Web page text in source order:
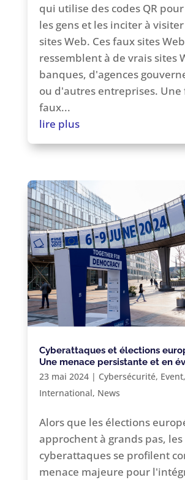
qui utilise des codes QR
les gens et les inciter à
sites Web. Ces faux sites Web
ressemblent à de vrais sites
banques, d'agences
ou d'autres entreprises. Une
faux...
lire plus
Cyberattaques et élections
Une menace persistante et en
23 mai 2024| Cybersécurité, Event,
International, News
Alors que les élections
approchent à grands pas, les
cyberattaques se profilent
menace majeure pour